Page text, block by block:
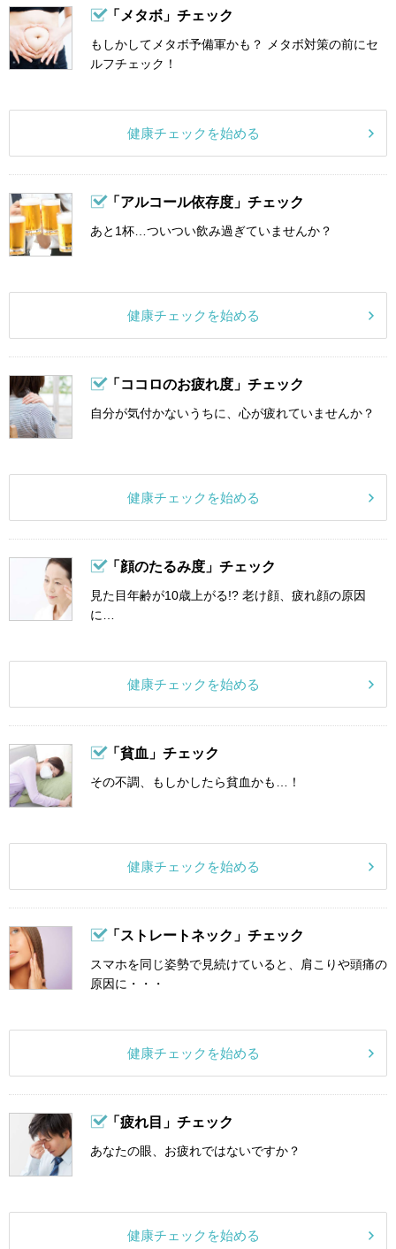
「メタボ」チェック
もしかしてメタボ予備軍かも？ メタボ対策の前にセ
ルフチェック！
健康チェックを始める
「アルコール依存度」チェック
あと1杯…ついつい飲み過ぎていませんか？
健康チェックを始める
「ココロのお疲れ度」チェック
自分が気付かないうちに、心が疲れていませんか？
健康チェックを始める
「顔のたるみ度」チェック
見た目年齢が10歳上がる!? 老け顔、疲れ顔の原因
に…
健康チェックを始める
「貧血」チェック
その不調、もしかしたら貧血かも…！
健康チェックを始める
「ストレートネック」チェック
スマホを同じ姿勢で見続けていると、肩こりや頭痛の
原因に・・・
健康チェックを始める
「疲れ目」チェック
あなたの眼、お疲れではないですか？
健康チェックを始める